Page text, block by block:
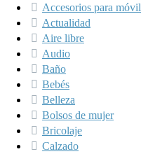
Accesorios para móvil
Actualidad
Aire libre
Audio
Baño
Bebés
Belleza
Bolsos de mujer
Bricolaje
Calzado